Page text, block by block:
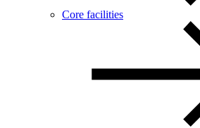
Core facilities